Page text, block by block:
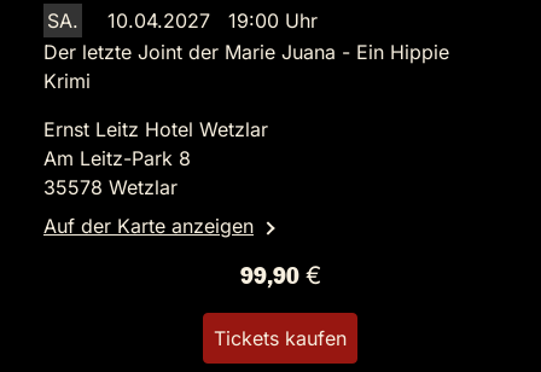
SA.
10.04.2027 19:00 Uhr
Der letzte Joint der Marie Juana - Ein Hippie
Krimi
Ernst Leitz Hotel Wetzlar
Am Leitz-Park 8
35578 Wetzlar
Auf der Karte anzeigen
99,90 €
Tickets kaufen